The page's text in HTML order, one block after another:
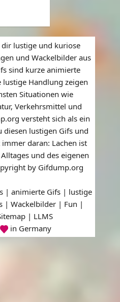
lustige und kuriose
und Wackelbilder aus
sind kurze animierte
lustige Handlung zeigen
Situationen wie
Verkehrsmittel und
versteht sich als ein
diesen lustigen Gifs und
daran: Lachen ist
und des eigenen
by Gifdump.org
| animierte Gifs | lustige
| Wackelbilder | Fun |
| LLMS
in Germany